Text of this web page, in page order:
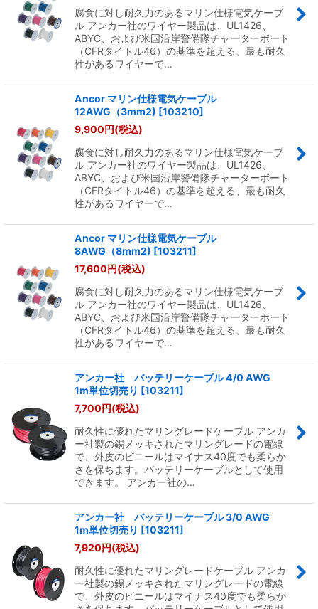
腐食に対し耐久力のあるマリン仕様電気ケーブ
ル アンカー社のワイヤー製品は、UL1426、
ABYC、および米国沿岸警備隊チャーターボート
（CFRタイトル46）の基準を超える、最も耐久
性があるワイヤーで…
Ancor マリン仕様電気ケーブル
12AWG（3mm2) [103210]
9,900円(税込)
腐食に対し耐久力のあるマリン仕様電気ケーブ
ル アンカー社のワイヤー製品は、UL1426、
ABYC、および米国沿岸警備隊チャーターボート
（CFRタイトル46）の基準を超える、最も耐久
性があるワイヤーで…
Ancor マリン仕様電気ケーブル
8AWG（8mm2) [103211]
17,600円(税込)
腐食に対し耐久力のあるマリン仕様電気ケーブ
ル アンカー社のワイヤー製品は、UL1426、
ABYC、および米国沿岸警備隊チャーターボート
（CFRタイトル46）の基準を超える、最も耐久
性があるワイヤーで…
アンカー社 バッテリーケーブル 4/0 AWG
1m単位切売り [103211]
7,700円(税込)
耐久性に優れたマリングレードケーブル アンカ
ー社製の錫メッキされたマリングレードの電線
で、外皮のビニールはマイナス40度でも柔らか
さを保ちます。バッテリーケーブルとして使用
できます。 アンカー社の…
アンカー社 バッテリーケーブル 3/0 AWG
1m単位切売り [103211]
7,920円(税込)
耐久性に優れたマリングレードケーブル アンカ
ー社製の錫メッキされたマリングレードの電線
で、外皮のビニールはマイナス40度でも柔らか